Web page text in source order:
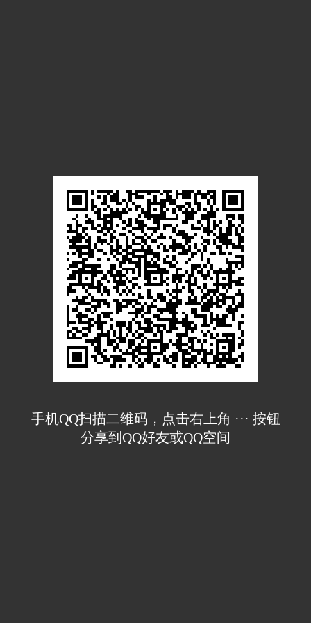
手机QQ扫描二维码，点击右上角 ··· 按钮
分享到QQ好友或QQ空间